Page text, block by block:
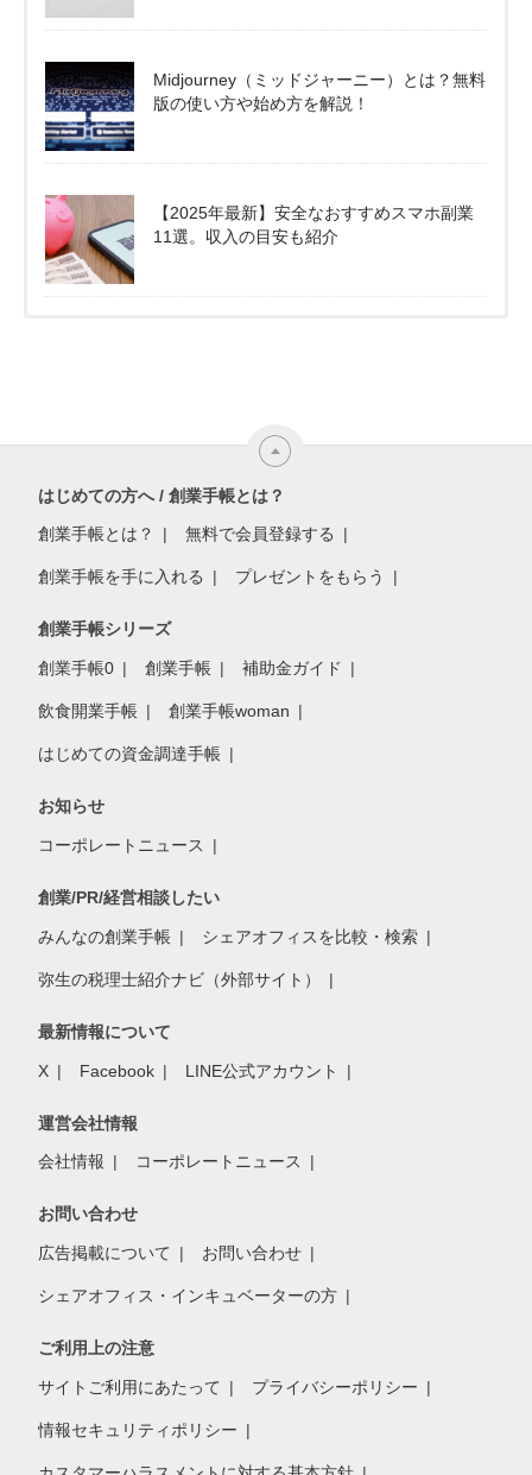
Midjourney（ミッドジャーニー）とは？無料
版の使い方や始め方を解説！
【2025年最新】安全なおすすめスマホ副業
11選。収入の目安も紹介
はじめての方へ / 創業手帳とは？
創業手帳とは？ 無料で会員登録する
創業手帳を手に入れる プレゼントをもらう
創業手帳シリーズ
創業手帳0 創業手帳 補助金ガイド
飲食開業手帳 創業手帳woman
はじめての資金調達手帳
お知らせ
コーポレートニュース
創業/PR/経営相談したい
みんなの創業手帳 シェアオフィスを比較・検索
弥生の税理士紹介ナビ（外部サイト）
最新情報について
X Facebook LINE公式アカウント
運営会社情報
会社情報 コーポレートニュース
お問い合わせ
広告掲載について お問い合わせ
シェアオフィス・インキュベーターの方
ご利用上の注意
サイトご利用にあたって プライバシーポリシー
情報セキュリティポリシー